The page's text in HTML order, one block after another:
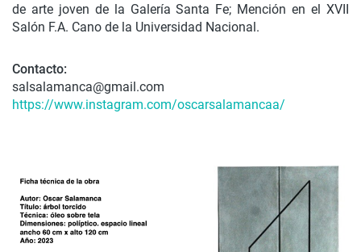
de arte joven de la Galería Santa Fe; Mención en el XVII
Salón F.A. Cano de la Universidad Nacional.
Contacto:
salsalamanca@gmail.com
https://www.instagram.com/oscarsalamancaa/